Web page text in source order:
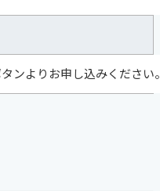
ンよりお申し込みください